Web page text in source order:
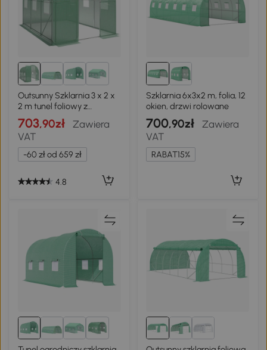
2+
Outsunny Szklarnia 3 x 2 x
2 m tunel foliowy z
zamykanymi drzwiami na
zawiasach, 6 zwijanych
okien z siatką, wspornikami
703,90zł
Zawiera
VAT
-60 zł od 659 zł
4.8
Szklarnia 6x3x2 m, folia, 12
okien, drzwi rolowane
700,90zł
Zawiera
VAT
RABAT15%
2+